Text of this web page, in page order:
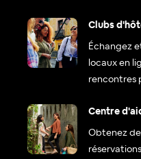
Clubs
Échangez
locaux en
rencontres
Centre
Obtenez